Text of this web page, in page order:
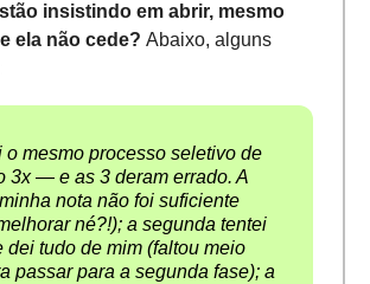
insistindo em abrir, mesmo
ela não cede? Abaixo, alguns
o mesmo processo seletivo de
3x — e as 3 deram errado. A
nota não foi suficiente
né?!); a segunda tentei
dei tudo de mim (faltou meio
passar para a segunda fase); a